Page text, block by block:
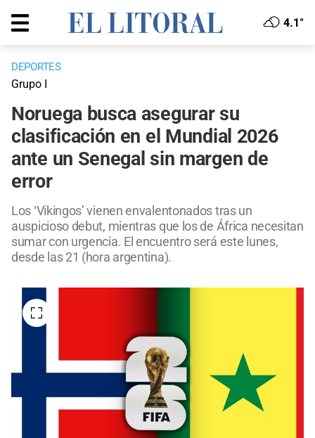
4.1°
DEPORTES
Grupo I
Noruega busca asegurar su
clasificación en el Mundial 2026
ante un Senegal sin margen de
error
Los ‘Vikingos’ vienen envalentonados tras un
auspicioso debut, mientras que los de África necesitan
sumar con urgencia. El encuentro será este lunes,
desde las 21 (hora argentina).